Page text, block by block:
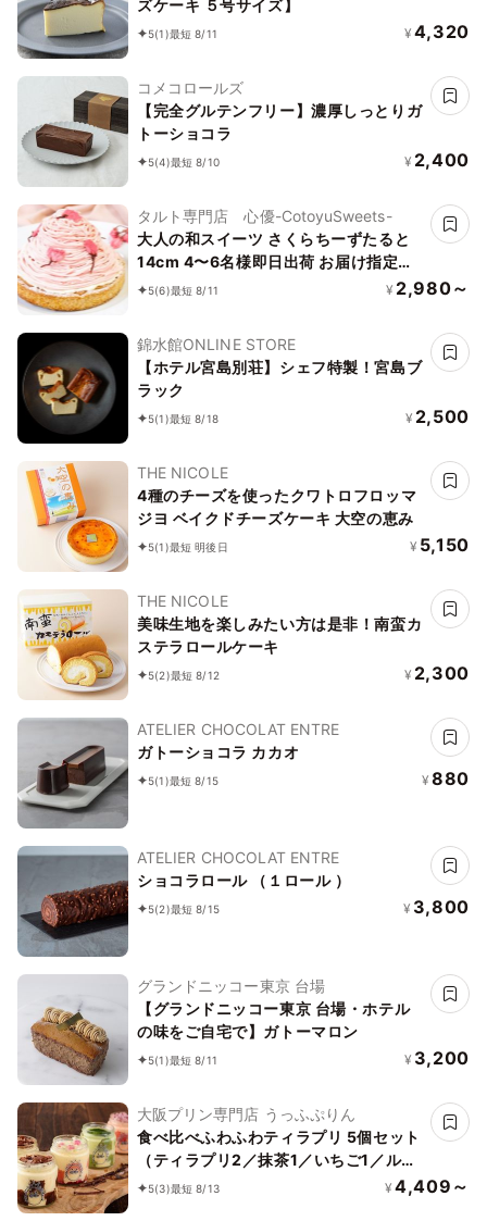
ズケーキ ５号サイズ】
5(1)最短 8/11 ¥ 4,320
コメコロールズ
【完全グルテンフリー】濃厚しっとりガ
トーショコラ
5(4)最短 8/10 ¥ 2,400
タルト専門店 心優-CotoyuSweets-
大人の和スイーツ さくらちーずたると
14cm 4〜6名様即日出荷 お届け指定可
5(6)最短 8/11 ¥ 2,980～
錦水館ONLINE STORE
【ホテル宮島別荘】シェフ特製！宮島ブ
ラック
5(1)最短 8/18 ¥ 2,500
THE NICOLE
4種のチーズを使ったクワトロフロッマ
ジヨ ベイクドチーズケーキ 大空の恵み
5(1)最短 明後日 ¥ 5,150
THE NICOLE
美味生地を楽しみたい方は是非！南蛮カ
ステラロールケーキ
5(2)最短 8/12 ¥ 2,300
ATELIER CHOCOLAT ENTRE
ガトーショコラ カカオ
5(1)最短 8/15 ¥ 880
ATELIER CHOCOLAT ENTRE
ショコラロール （１ロール ）
5(2)最短 8/15 ¥ 3,800
グランドニッコー東京 台場
【グランドニッコー東京 台場・ホテル
の味をご自宅で】ガトーマロン
5(1)最短 8/11 ¥ 3,200
大阪プリン専門店 うっふぷりん
食べ比べふわふわティラプリ 5個セット
（ティラプリ2／抹茶1／いちご1／ルビ
ー1）
5(3)最短 8/13 ¥ 4,409～